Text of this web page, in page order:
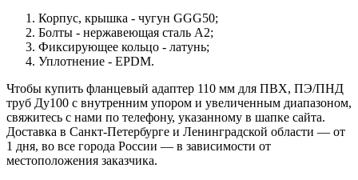
Корпус, крышка - чугун GGG50;
Болты - нержавеющая сталь А2;
Фиксирующее кольцо - латунь;
Уплотнение - EPDM.
Чтобы купить фланцевый адаптер 110 мм для ПВХ, ПЭ/ПНД
труб Ду100 с внутренним упором и увеличенным диапазоном,
свяжитесь с нами по телефону, указанному в шапке сайта.
Доставка в Санкт-Петербурге и Ленинградской области — от
1 дня, во все города России — в зависимости от
местоположения заказчика.